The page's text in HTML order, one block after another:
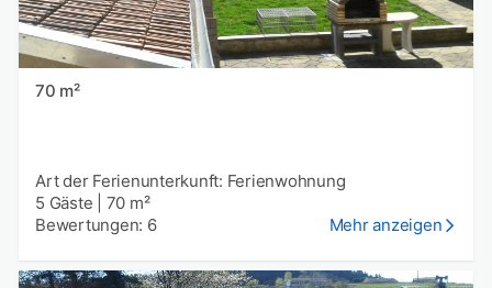
70 m²
Art der Ferienunterkunft: Ferienwohnung
5 Gäste
70 m²
Bewertungen: 6
Mehr anzeigen